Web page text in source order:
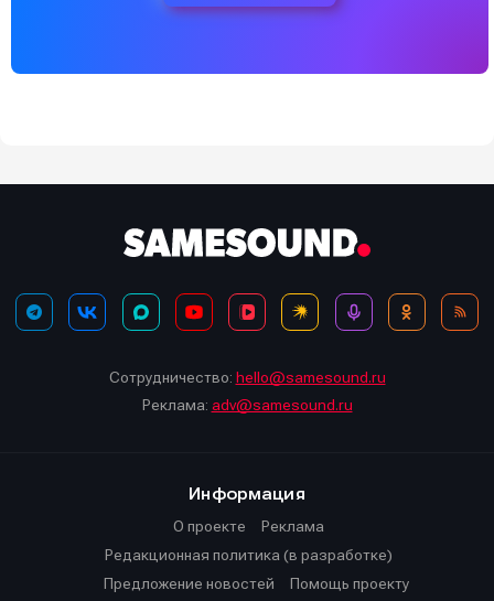
Сотрудничество: hello@samesound.ru
Реклама: adv@samesound.ru
Информация
О проекте
Реклама
Редакционная политика (в разработке)
Предложение новостей
Помощь проекту